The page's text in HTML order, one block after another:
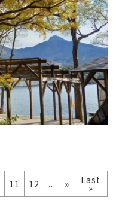
11 12 ... » Last
»